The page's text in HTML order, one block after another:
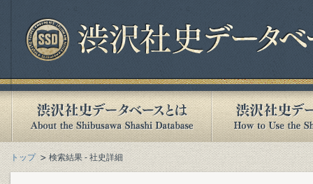
トップ 検索結果 - 社史詳細